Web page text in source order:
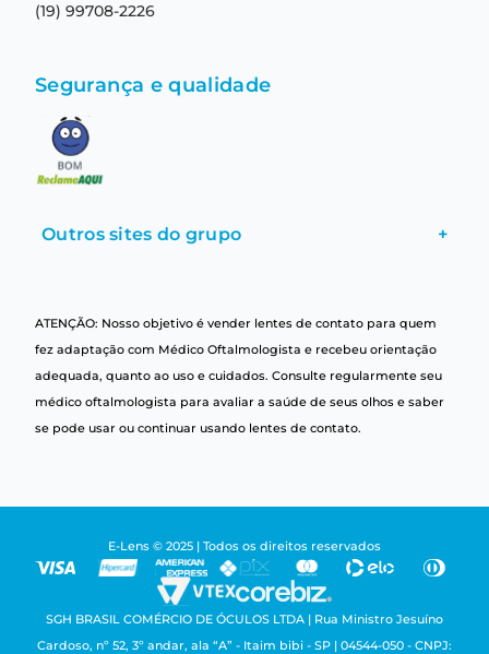
(19) 99708-2226
Segurança e qualidade
Outros sites do grupo +
ATENÇÃO: Nosso objetivo é vender lentes de contato para quem
fez adaptação com Médico Oftalmologista e recebeu orientação
adequada, quanto ao uso e cuidados. Consulte regularmente seu
médico oftalmologista para avaliar a saúde de seus olhos e saber
se pode usar ou continuar usando lentes de contato.
E-Lens © 2025 | Todos os direitos reservados
SGH BRASIL COMÉRCIO DE ÓCULOS LTDA | Rua Ministro Jesuíno
Cardoso, nº 52, 3º andar, ala “A” - Itaim bibi - SP | 04544-050 - CNPJ: